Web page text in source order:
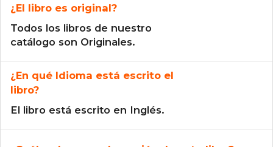
¿El libro es original?
Todos los libros de nuestro
catálogo son Originales.
¿En qué Idioma está escrito el
libro?
El libro está escrito en Inglés.